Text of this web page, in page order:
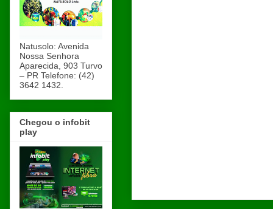
Natusolo: Avenida
Nossa Senhora
Aparecida, 903 Turvo
– PR Telefone: (42)
3642 1432.
Chegou o infobit
play